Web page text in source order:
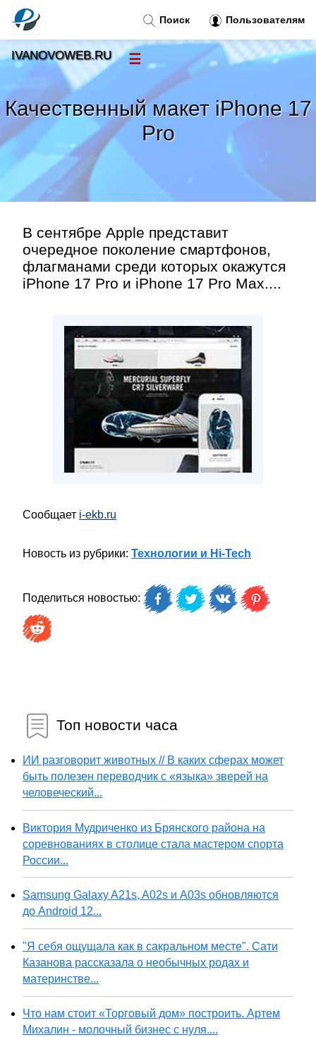
Качественный макет iPhone 17
Pro
В сентябре Apple представит
очередное поколение смартфонов,
флагманами среди которых окажутся
iPhone 17 Pro и iPhone 17 Pro Max....
Сообщает i-ekb.ru
Новость из рубрики: Технологии и Hi-Tech
Поделиться новостью:
Топ новости часа
ИИ разговорит животных // В каких сферах может
быть полезен переводчик с «языка» зверей на
человеческий...
Виктория Мудриченко из Брянского района на
соревнованиях в столице стала мастером спорта
России...
Samsung Galaxy A21s, A02s и A03s обновляются
до Android 12...
"Я себя ощущала как в сакральном месте". Сати
Казанова рассказала о необычных родах и
материнстве...
Что нам стоит «Торговый дом» построить. Артем
Михалин - молочный бизнес с нуля....
Поиск Пользователям
IVANOVOWEB.RU ☰
Новости
Тренды новостей »
Рубрики»
Правила»
Контакт»